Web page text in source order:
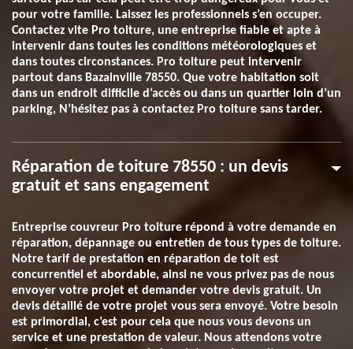
pour votre famille. Laissez les professionnels s’en occuper.
Contactez vite Pro toiture, une entreprise fiable et apte à
intervenir dans toutes les conditions météorologiques et
dans toutes circonstances. Pro toiture peut intervenir
partout dans Bazainville 78550. Que votre habitation soit
dans un endroit difficile d’accès ou dans un quartier loin d’un
parking, N’hésitez pas à contactez Pro toiture sans tarder.
Réparation de toiture 78550 : un devis
gratuit et sans engagement
Entreprise couvreur Pro toiture répond à votre demande en
réparation, dépannage ou entretien de tous types de toiture.
Notre tarif de prestation en réparation de toit est
concurrentiel et abordable, ainsi ne vous privez pas de nous
envoyer votre projet et demander votre devis gratuit. Un
devis détaillé de votre projet vous sera envoyé. Votre besoin
est primordial, c’est pour cela que nous vous devons un
service et une prestation de valeur. Nous attendons votre